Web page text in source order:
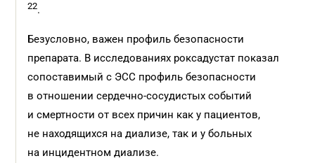
22.
Безусловно, важен профиль безопасности
препарата. В исследованиях роксадустат показал
сопоставимый с ЭСС профиль безопасности
в отношении сердечно-сосудистых событий
и смертности от всех причин как у пациентов,
не находящихся на диализе, так и у больных
на инцидентном диализе.